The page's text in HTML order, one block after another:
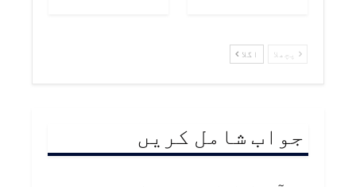
پچھلا اگلا
جواب شامل کریں